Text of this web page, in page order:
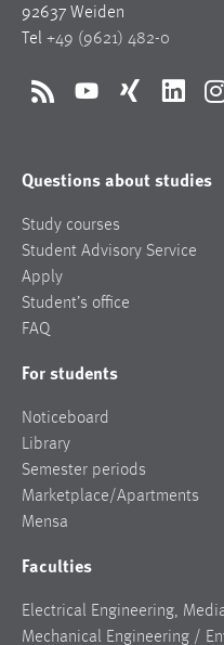
92637 Weiden
Tel +49 (9621) 482-0
RSS YouTubeXing
Questions about studies
Study courses
Student Advisory Service
Apply
Student’s office
FAQ
For students
Noticeboard
Library
Semester periods
Marketplace/Apartments
Mensa
Faculties
Electrical Engineering,
Mechanical Engineering /